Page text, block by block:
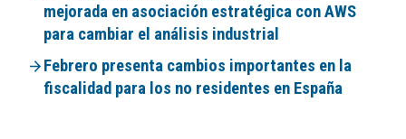
mejorada en asociación estratégica con AWS
para cambiar el análisis industrial
Febrero presenta cambios importantes en la
fiscalidad para los no residentes en España